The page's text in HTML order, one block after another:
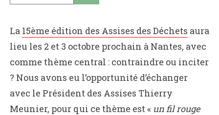
La 15ème édition des Assises des Déchets aura
lieu les 2 et 3 octobre prochain à Nantes, avec
comme thème central : contraindre ou inciter
? Nous avons eu l’opportunité d’échanger
avec le Président des Assises Thierry
Meunier, pour qui ce thème est « un fil rouge